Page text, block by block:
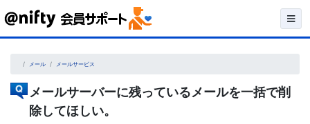
Skip
content
メール メールサービス
メールサーバーに残っているメールを一括で削
除してほしい。